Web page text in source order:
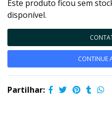
Este produto ficou sem
disponível.
CONTINUE
Partilhar: